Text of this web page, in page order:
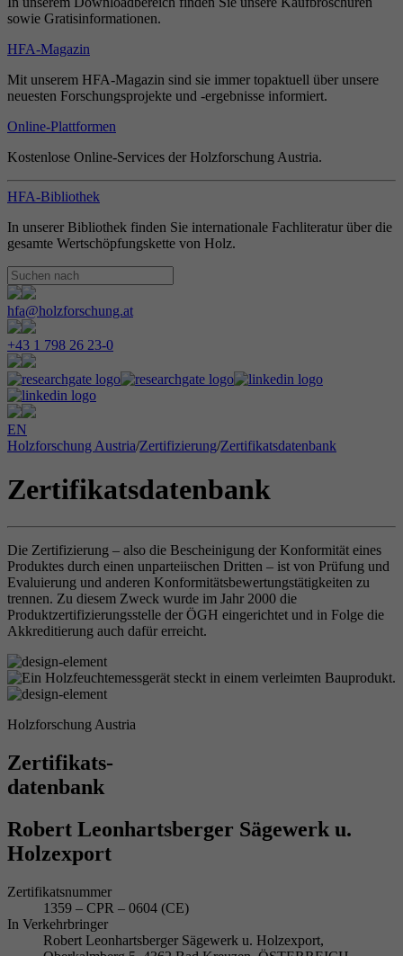
sowie Gratisinformationen.
HFA-Magazin
Mit unserem HFA-Magazin sind sie immer topaktuell über unsere
neuesten Forschungsprojekte und -ergebnisse informiert.
Online-Plattformen
Kostenlose Online-Services der Holzforschung Austria.
HFA-Bibliothek
In unserer Bibliothek finden Sie internationale Fachliteratur über die
gesamte Wertschöpfungskette von Holz.
hfa@holzforschung.at
+43 1 798 26 23-0
EN
Holzforschung Austria/Zertifizierung/Zertifikatsdatenbank
Zertifikatsdatenbank
Die Zertifizierung – also die Bescheinigung der Konformität eines
Produktes durch einen unparteiischen Dritten – ist von Prüfung und
Evaluierung und anderen Konformitätsbewertungstätigkeiten zu
trennen. Zu diesem Zweck wurde im Jahr 2000 die
Produktzertifizierungsstelle der ÖGH eingerichtet und in Folge die
Akkreditierung auch dafür erreicht.
Holzforschung Austria
Zertifikats-
datenbank
Robert Leonhartsberger Sägewerk u.
Holzexport
Zertifikatsnummer
1359 – CPR – 0604 (CE)
In Verkehrbringer
Robert Leonhartsberger Sägewerk u. Holzexport,